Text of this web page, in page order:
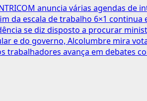
anuncia várias agendas de
da escala de trabalho 6×1 continua
se diz disposto a procurar
e do governo, Alcolumbre mira
trabalhadores avança em debates